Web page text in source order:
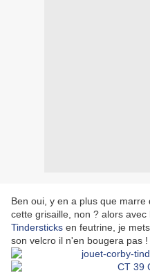
Ben oui, y en a plus que
cette grisaille, non ? alors avec
Tindersticks en feutrine, je
son velcro il n'en bougera pas !